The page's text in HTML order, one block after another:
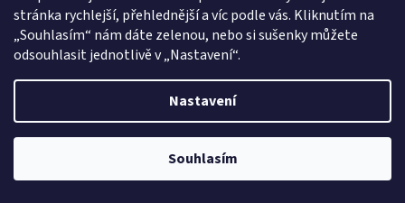
stránka rychlejší, přehlednější a víc podle vás. Kliknutím na
„Souhlasím“ nám dáte zelenou, nebo si sušenky můžete
odsouhlasit jednotlivě v „Nastavení“.
Nastavení
Souhlasím
INFO@WELLEA.CZ
800 200 900
602 112 602
Vytvořil Shoptet